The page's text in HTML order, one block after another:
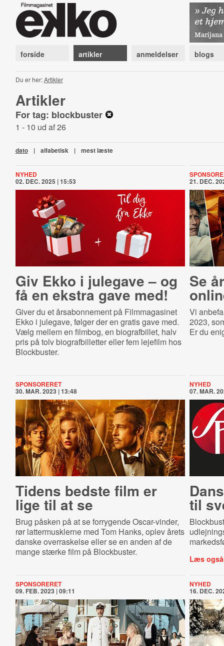
forside artikler anmeldelser blogs
Du er her:Artikler
Artikler
For tag: blockbuster
1 - 10 ud af 26
dato | alfabetisk | mest læste
NYHED
02. DEC. 2025 | 15:53
Giv Ekko i julegave – og
få en ekstra gave med!
Giver du et årsabonnement på Filmmagasinet
Ekko i julegave, følger der en gratis gave med.
Vælg mellem en filmbog, en biografbillet, halv
pris på tolv biografbilletter eller fem lejefilm hos
Blockbuster.
21. DEC.
Se
Vi
2023,
Er du
SPONSORERET
30. MAR. 2023 | 13:48
Tidens bedste film er
lige til at se
Brug påsken på at se forrygende Oscar-vinder,
rør lattermusklerne med Tom Hanks, oplev årets
danske overraskelse eller se en anden af de
mange stærke film på Blockbuster.
NYHED
07. MAR.
til
Læs
SPONSORERET
09. FEB. 2023 | 09:11
NYHED
16. DEC.